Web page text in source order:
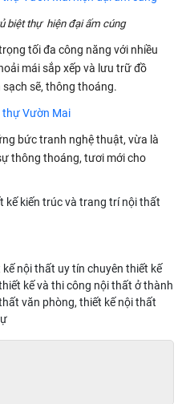
biệt thự hiện đại ấm cúng
tối đa công năng với nhiều
mái sắp xếp và lưu trữ đồ
sẽ, thông thoáng.
bức tranh nghệ thuật, vừa là
thông thoáng, tươi mới cho
kế kiến trúc và trang trí nội thất
nội thất uy tín chuyên thiết kế
kế và thi công nội thất ở thành
văn phòng, thiết kế nội thất